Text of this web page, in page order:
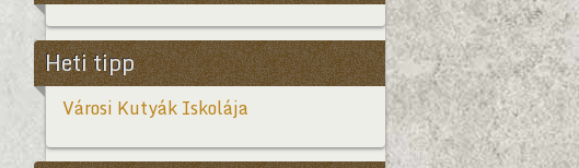
Heti tipp
Városi Kutyák Iskolája